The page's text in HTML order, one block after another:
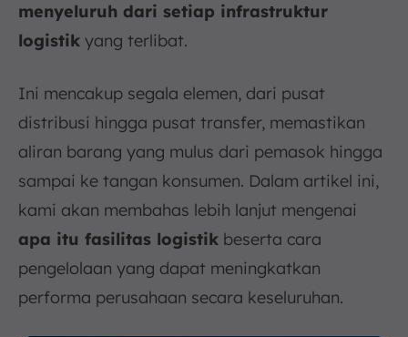
menyeluruh dari setiap infrastruktur
logistik yang terlibat.
Ini mencakup segala elemen, dari pusat
distribusi hingga pusat transfer, memastikan
aliran barang yang mulus dari pemasok hingga
sampai ke tangan konsumen. Dalam artikel ini,
kami akan membahas lebih lanjut mengenai
apa itu fasilitas logistik beserta cara
pengelolaan yang dapat meningkatkan
performa perusahaan secara keseluruhan.